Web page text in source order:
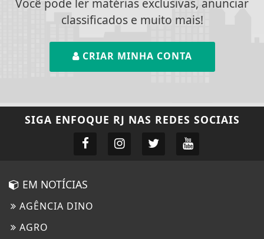
Você pode ler matérias exclusivas, anunciar
classificados e muito mais!
CRIAR MINHA CONTA
SIGA ENFOQUE RJ NAS REDES SOCIAIS
EM NOTÍCIAS
AGÊNCIA DINO
AGRO